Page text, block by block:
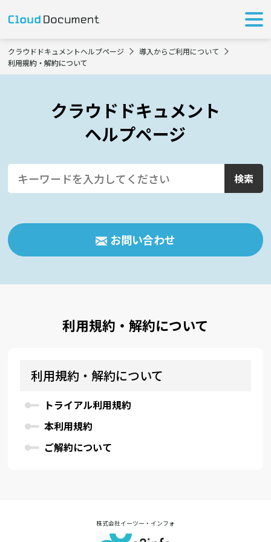
クラウドドキュメントヘルプページ
導入からご利用について
利用規約・解約について
クラウドドキュメント
ヘルプページ
お問い合わせ
利用規約・解約について
利用規約・解約について
トライアル利用規約
本利用規約
ご解約について
株式会社イーツー・インフォ